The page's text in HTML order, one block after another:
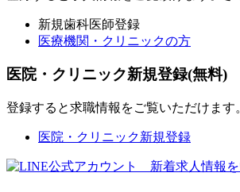
新規歯科医師登録
医療機関・クリニックの方
医院・クリニック新規登録(無料)
登録すると求職情報をご覧いただけま
医院・クリニック新規登録